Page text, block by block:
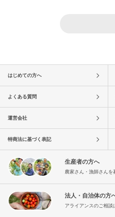
はじめての方へ
よくある質問
運営会社
特商法に基づく表記
生産者の方へ
農家さん・漁師さんを
法人・自治体の方
アライアンスのご相談